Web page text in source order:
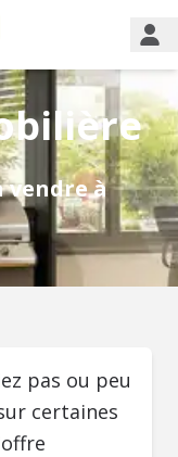
vendre à
pas ou peu
certaines